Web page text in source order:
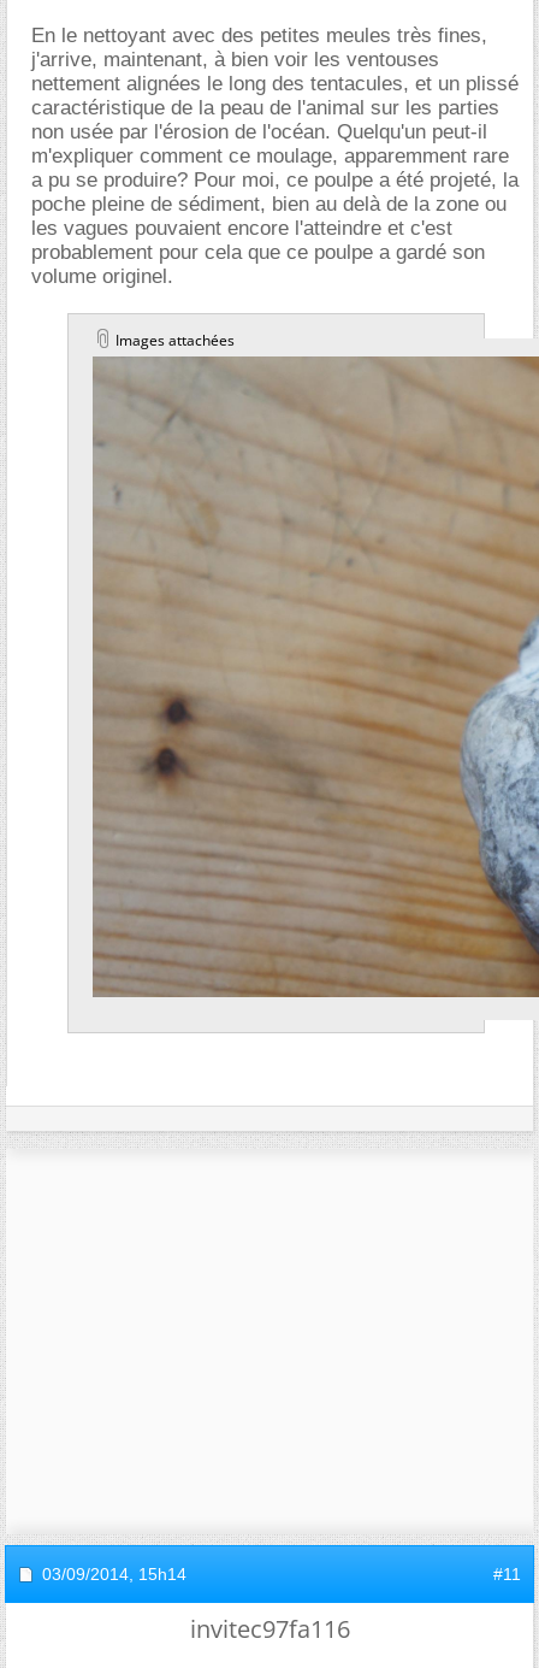
En le nettoyant avec des petites meules très fines,
j'arrive, maintenant, à bien voir les ventouses
nettement alignées le long des tentacules, et un plissé
caractéristique de la peau de l'animal sur les parties
non usée par l'érosion de l'océan. Quelqu'un peut-il
m'expliquer comment ce moulage, apparemment rare
a pu se produire? Pour moi, ce poulpe a été projeté, la
poche pleine de sédiment, bien au delà de la zone ou
les vagues pouvaient encore l'atteindre et c'est
probablement pour cela que ce poulpe a gardé son
volume originel.
Images attachées
03/09/2014, 15h14 #11
invitec97fa116